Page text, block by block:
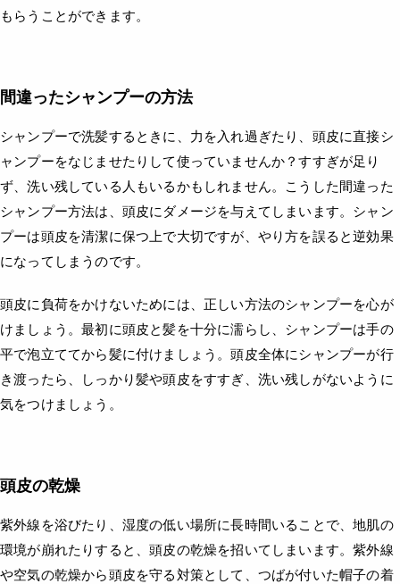
もらうことができます。
間違ったシャンプーの方法
シャンプーで洗髪するときに、力を入れ過ぎたり、頭皮に直接シ
ャンプーをなじませたりして使っていませんか？すすぎが足り
ず、洗い残している人もいるかもしれません。こうした間違った
シャンプー方法は、頭皮にダメージを与えてしまいます。シャン
プーは頭皮を清潔に保つ上で大切ですが、やり方を誤ると逆効果
になってしまうのです。
頭皮に負荷をかけないためには、正しい方法のシャンプーを心が
けましょう。最初に頭皮と髪を十分に濡らし、シャンプーは手の
平で泡立ててから髪に付けましょう。頭皮全体にシャンプーが行
き渡ったら、しっかり髪や頭皮をすすぎ、洗い残しがないように
気をつけましょう。
頭皮の乾燥
紫外線を浴びたり、湿度の低い場所に長時間いることで、地肌の
環境が崩れたりすると、頭皮の乾燥を招いてしまいます。紫外線
や空気の乾燥から頭皮を守る対策として、つばが付いた帽子の着